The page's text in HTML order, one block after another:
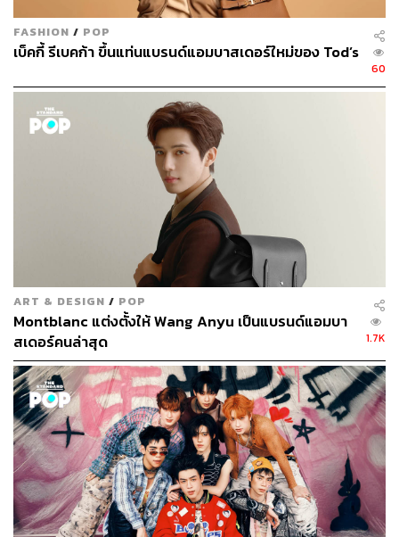
FASHION / POP
เบ็คกี้ รีเบคก้า ขึ้นแท่นแบรนด์แอมบาสเดอร์ใหม่ของ Tod’s
60
ART & DESIGN / POP
Montblanc แต่งตั้งให้ Wang Anyu เป็นแบรนด์แอมบา
สเดอร์คนล่าสุด
1.7K